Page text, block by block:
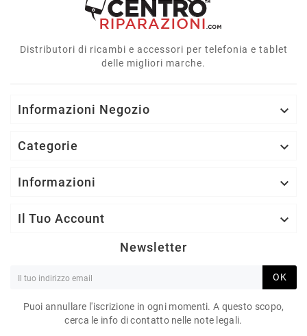
Distributori di ricambi e accessori per telefonia e tablet
delle migliori marche.
Informazioni Negozio 
Categorie 
Informazioni 
Il Tuo Account 
Newsletter
OK
Puoi annullare l'iscrizione in ogni momenti. A questo scopo,
cerca le info di contatto nelle note legali.